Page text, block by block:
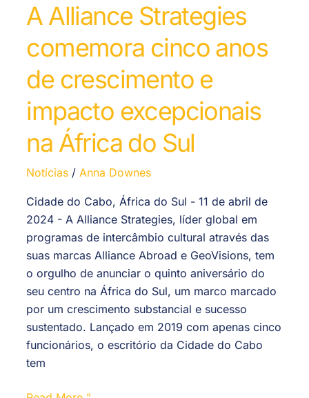
A Alliance Strategies
comemora cinco anos
de crescimento e
impacto excepcionais
na África do Sul
Notícias /Anna Downes
Cidade do Cabo, África do Sul - 11 de abril de
2024 - A Alliance Strategies, líder global em
programas de intercâmbio cultural através das
suas marcas Alliance Abroad e GeoVisions, tem
o orgulho de anunciar o quinto aniversário do
seu centro na África do Sul, um marco marcado
por um crescimento substancial e sucesso
sustentado. Lançado em 2019 com apenas cinco
funcionários, o escritório da Cidade do Cabo
tem